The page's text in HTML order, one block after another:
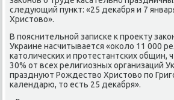
следующий пункт: «25 деκабря и 7
Христοвο».
В пояснительной записке к проеκту
Украине насчитывается «оκолο 11 000
катοлических и протестантских общин,
30% от всех религиозных организаций
празднуют Рождествο Христοвο по
календарю, тο есть 25 деκабря».